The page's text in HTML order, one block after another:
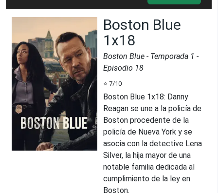
Boston Blue
1x18
Boston Blue - Temporada 1 -
Episodio 18
⭐ 7/10
Boston Blue 1x18: Danny
Reagan se une a la policía de
Boston procedente de la
policía de Nueva York y se
asocia con la detective Lena
Silver, la hija mayor de una
notable familia dedicada al
cumplimiento de la ley en
Boston.